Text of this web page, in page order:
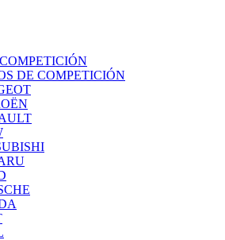
DE COMPETICIÓN